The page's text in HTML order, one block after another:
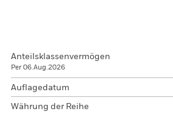
Anteilsklassenvermögen
Per 06.Aug.2026
Auflagedatum
Währung der Reihe